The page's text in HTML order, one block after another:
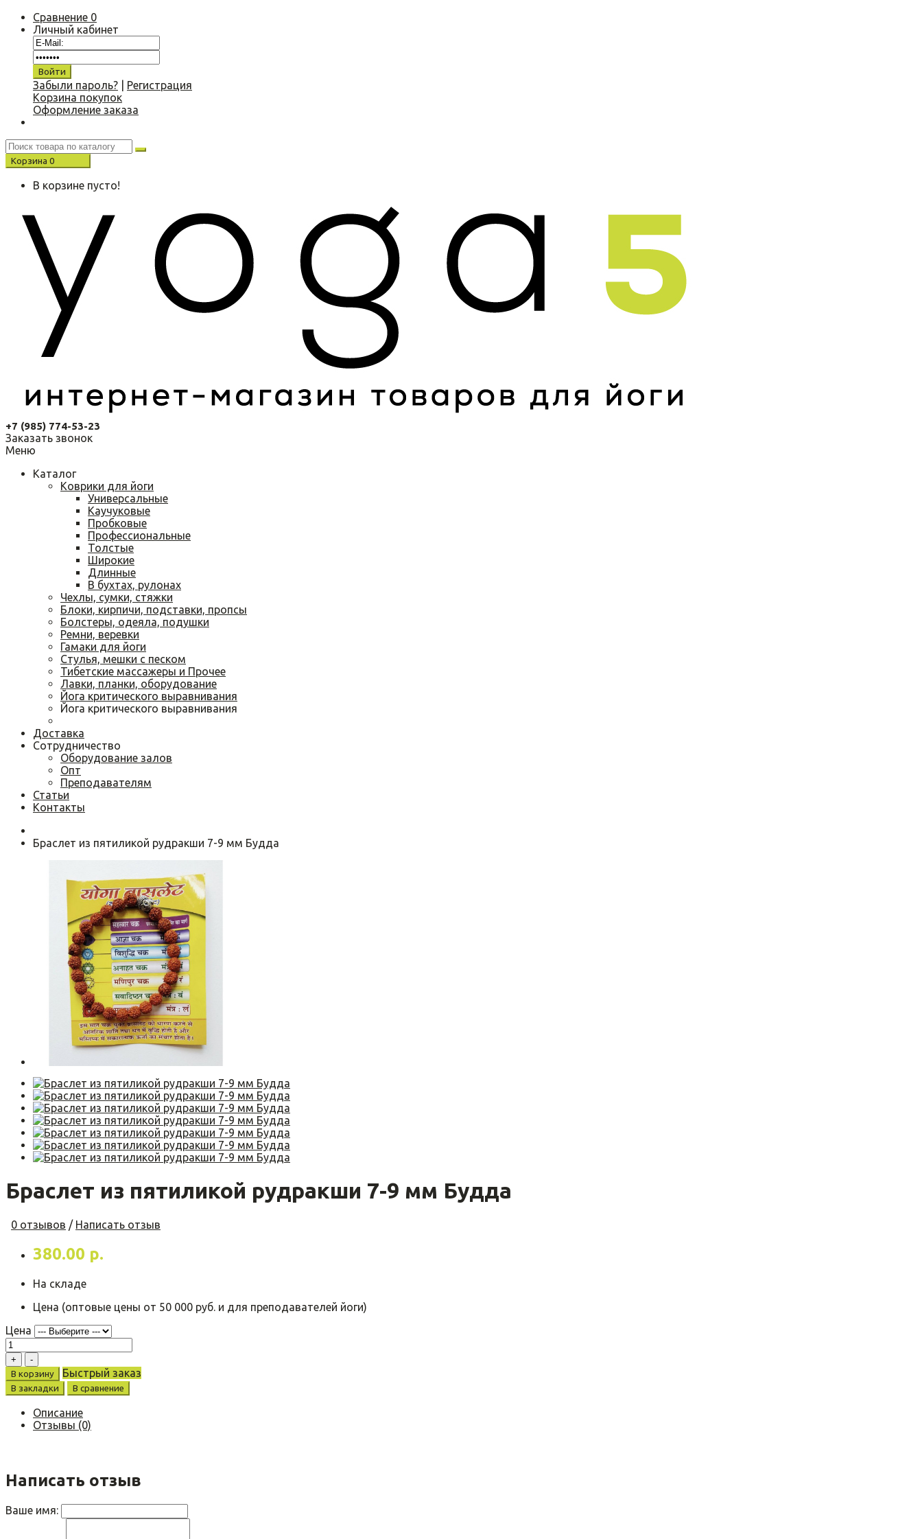
Сравнение 0
Личный кабинет
Забыли пароль?
Регистрация
Корзина покупок
Оформление заказа
Корзина 0
В корзине пусто!
+7 (985) 774-53-23
Заказать звонок
Меню
Каталог
Коврики для йоги
Универсальные
Каучуковые
Пробковые
Профессиональные
Толстые
Широкие
Длинные
В бухтах, рулонах
Чехлы, сумки, стяжки
Блоки, кирпичи, подставки, пропсы
Болстеры, одеяла, подушки
Ремни, веревки
Гамаки для йоги
Cтулья, мешки с песком
Тибетские массажеры и Прочее
Лавки, планки, оборудование
Йога критического выравнивания
Йога критического выравнивания
Доставка
Сотрудничество
Оборудование залов
Опт
Преподавателям
Статьи
Контакты
Браслет из пятиликой рудракши 7-9 мм Будда
Браслет из пятиликой рудракши 7-9 мм Будда
0 отзывов / Написать отзыв
380.00 р.
На складе
Цена (оптовые цены от 50 000 руб. и для преподавателей йоги)
Цена
В корзину Быстрый заказ
В закладки В сравнение
Описание
Отзывы (0)
Написать отзыв
Ваше имя: